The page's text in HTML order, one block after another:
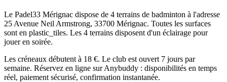
Le Padel33 Mérignac dispose de 4 terrains de badminton à l'adresse
25 Avenue Neil Armstrong, 33700 Mérignac. Toutes les surfaces
sont en plastic_tiles. Les 4 terrains disposent d'un éclairage pour
jouer en soirée.
Les créneaux débutent à 18 €. Le club est ouvert 7 jours par
semaine. Réservez en ligne sur Anybuddy : disponibilités en temps
réel, paiement sécurisé, confirmation instantanée.